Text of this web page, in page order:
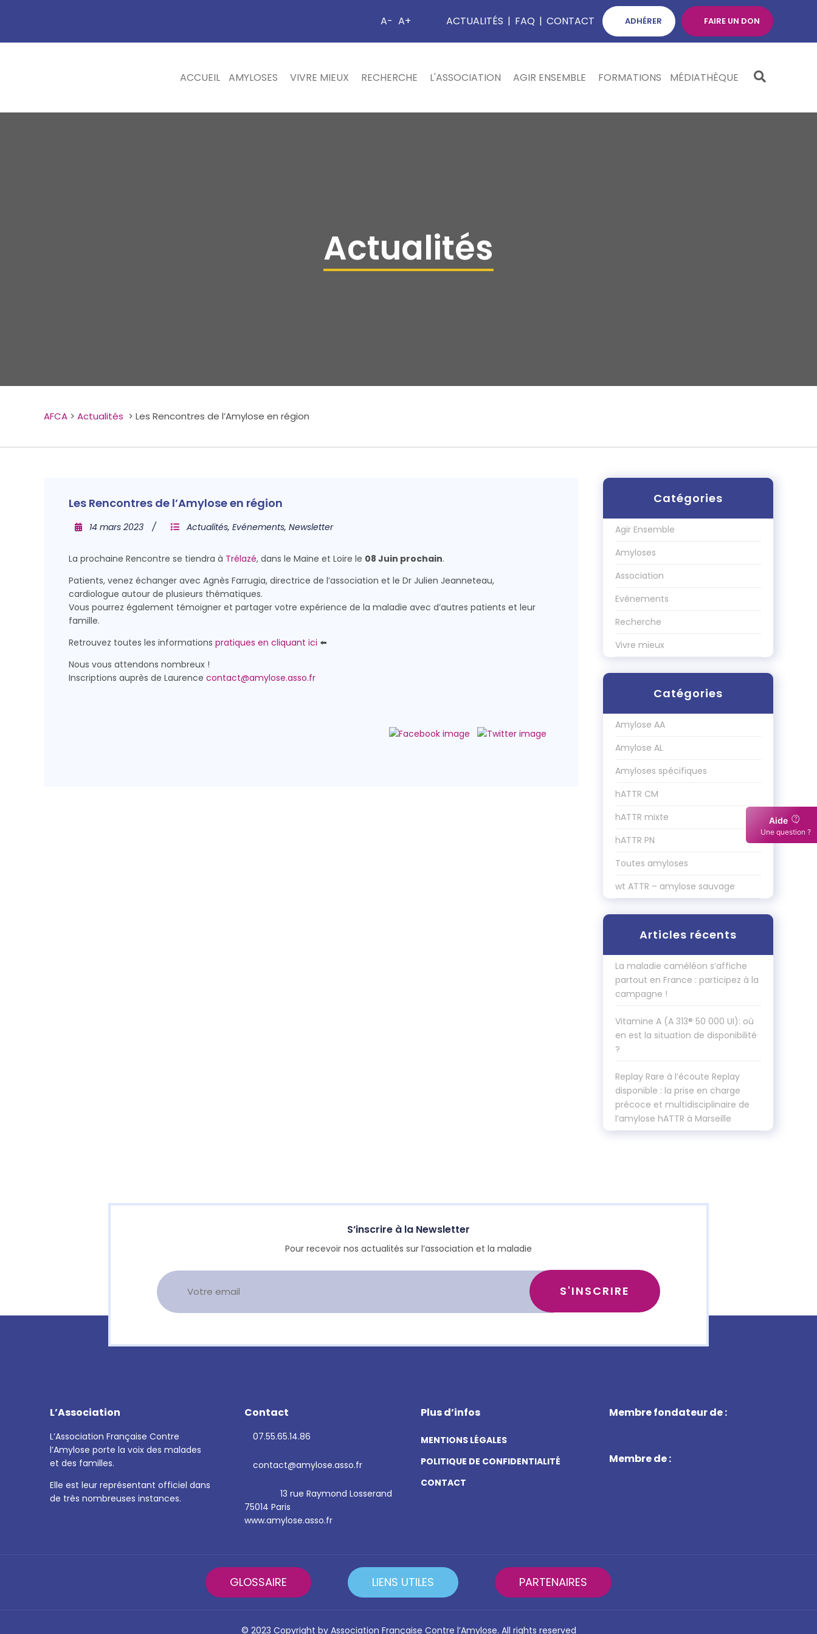
A- A+ ACTUALITÉS | FAQ | CONTACT ADHÉRER FAIRE UN DON
ACCUEIL AMYLOSES VIVRE MIEUX RECHERCHE L'ASSOCIATION AGIR ENSEMBLE FORMATIONS MÉDIATHÈQUE
Actualités
AFCA > Actualités > Les Rencontres de l’Amylose en région
Les Rencontres de l’Amylose en région
14 mars 2023 Actualités, Evénements, Newsletter
La prochaine Rencontre se tiendra à Trélazé, dans le Maine et Loire le 08 Juin prochain.
Patients, venez échanger avec Agnès Farrugia, directrice de l’association et le Dr Julien Jeanneteau,
cardiologue autour de plusieurs thématiques.
Vous pourrez également témoigner et partager votre expérience de la maladie avec d’autres patients et leur
famille.
Retrouvez toutes les informations pratiques en cliquant ici ⬅️
Nous vous attendons nombreux !
Inscriptions auprès de Laurence contact@amylose.asso.fr
Catégories
Agir Ensemble
Amyloses
Association
Evénements
Recherche
Vivre mieux
Catégories
Amylose AA
Amylose AL
Amyloses spécifiques
hATTR CM
hATTR mixte
hATTR PN
Toutes amyloses
wt ATTR – amylose sauvage
Articles récents
La maladie caméléon s’affiche
partout en France : participez à la
campagne !
Vitamine A (A 313® 50 000 UI): où
en est la situation de disponibilité
?
Replay Rare à l’écoute Replay
disponible : la prise en charge
précoce et multidisciplinaire de
l’amylose hATTR à Marseille
S’inscrire à la Newsletter
Pour recevoir nos actualités sur l’association et la maladie
L’Association
L’Association Française Contre
l’Amylose porte la voix des malades
et des familles.
Elle est leur représentant officiel dans
de très nombreuses instances.
Contact
07.55.65.14.86
contact@amylose.asso.fr
13 rue Raymond Losserand
75014 Paris
www.amylose.asso.fr
Plus d’infos
MENTIONS LÉGALES
POLITIQUE DE CONFIDENTIALITÉ
CONTACT
Membre fondateur de :
Membre de :
GLOSSAIRE LIENS UTILES PARTENAIRES
© 2023 Copyright by Association Française Contre l’Amylose. All rights reserved
Aide
Une question ?